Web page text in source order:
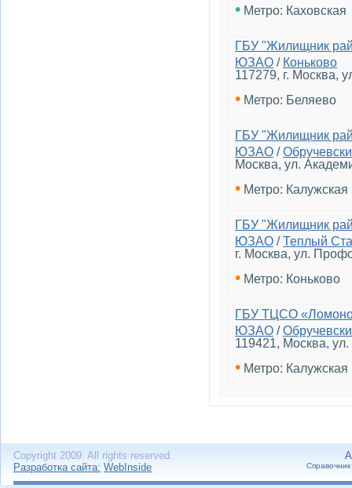
• Метро: Каховская
ГБУ "Жилищник
ЮЗАО / Коньково
117279, г. Москва,
• Метро: Беляево
ГБУ "Жилищник
ЮЗАО /
Москва, ул.
• Метро: Калужская
ГБУ "Жилищник
ЮЗАО /Теплый
г. Москва, ул.
• Метро: Коньково
ГБУ ТЦСО
ЮЗАО /
119421, Москва,
• Метро: Калужская
Copyright 2009. All rights reserved.
Разработка сайта: WebInside